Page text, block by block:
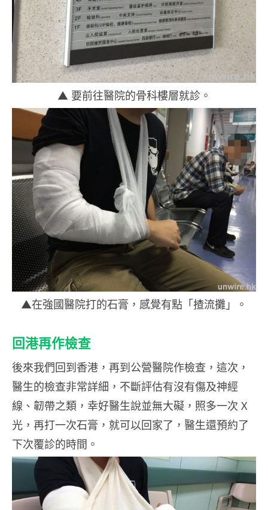
▲ 要前往醫院的骨科樓層就診。
▲在強國醫院打的石膏，感覺有點「揸流攤」。
回港再作檢查
後來我們回到香港，再到公營醫院作檢查，這次，
醫生的檢查非常詳細，不斷評估有沒有傷及神經
線、韌帶之類，幸好醫生說並無大礙，照多一次 X
光，再打一次石膏，就可以回家了，醫生還預約了
下次覆診的時間。